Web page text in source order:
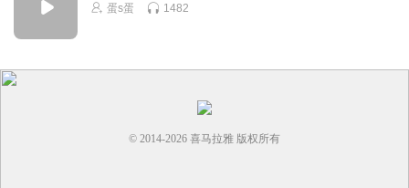
蛋s蛋 1482
© 2014-2026 喜马拉雅 版权所有